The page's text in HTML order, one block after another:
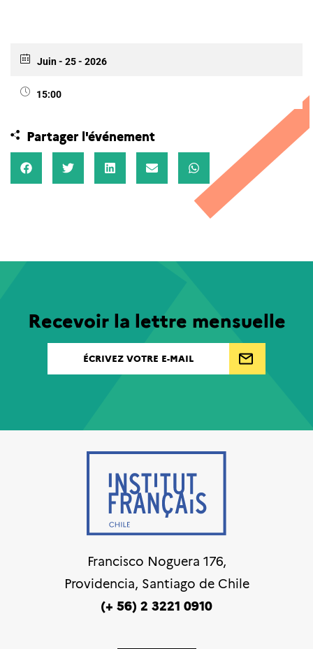
Juin - 25 - 2026
15:00
Partager l'événement
Recevoir la lettre mensuelle
Francisco Noguera 176,
Providencia, Santiago de Chile
(+ 56) 2 3221 0910